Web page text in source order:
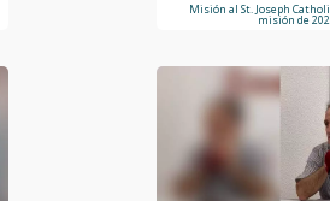
Misión al St. Joseph
misión de